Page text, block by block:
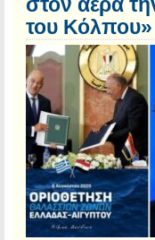
του Κόλπου»